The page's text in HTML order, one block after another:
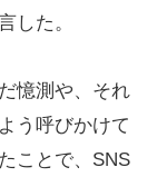
した。
憶測や、それ
う呼びかけて
ことで、SNS